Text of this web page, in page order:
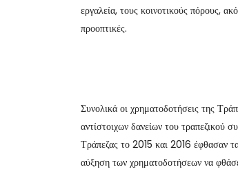
εργαλεία, τους κοινοτικούς πόρους,
προοπτικές.
Συνολικά οι χρηματοδοτήσεις της
αντίστοιχων δανείων του τραπεζικού
Τράπεζας το 2015 και 2016 έφθασαν
αύξηση των χρηματοδοτήσεων να